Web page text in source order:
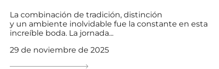
La combinación de tradición, distinción
y un ambiente inolvidable fue la constante en esta
increíble boda. La jornada...
29 de noviembre de 2025